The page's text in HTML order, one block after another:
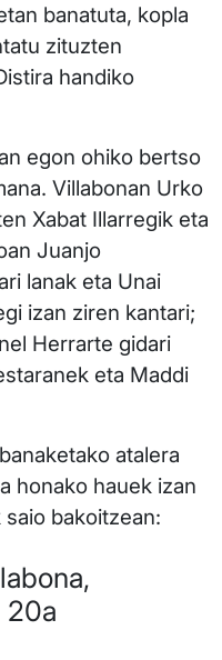
banatuta, kopla
zituzten
handiko
egon ohiko bertso
Villabonan Urko
Xabat Illarregik eta
Juanjo
lanak eta Unai
izan ziren kantari;
Herrarte gidari
eta Maddi
atalera
honako hauek izan
bakoitzean:
20a